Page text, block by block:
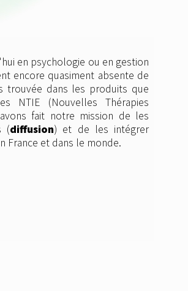
en psychologie ou en gestion
encore quasiment absente de
trouvée dans les produits que
NTIE (Nouvelles Thérapies
fait notre mission de les
(diffusion) et de les intégrer
France et dans le monde.